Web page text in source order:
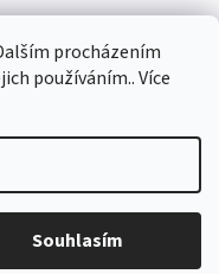
procházením
používáním.. Více
Souhlasím
vyhrazena.Upravit